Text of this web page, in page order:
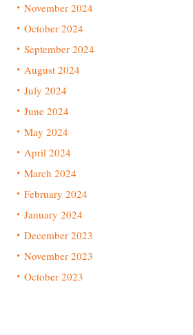
November 2024
October 2024
September 2024
August 2024
July 2024
June 2024
May 2024
April 2024
March 2024
February 2024
January 2024
December 2023
November 2023
October 2023